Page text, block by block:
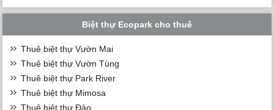
Biệt thự Ecopark cho thuê
Thuê biệt thự Vườn Mai
Thuê biệt thự Vườn Tùng
Thuê biệt thự Park River
Thuê biệt thự Mimosa
Thuê biệt thự Đảo